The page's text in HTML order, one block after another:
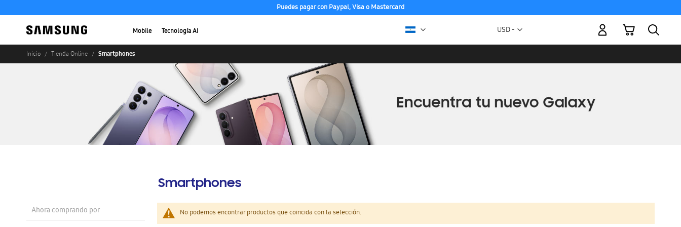
Puedes pagar con Paypal, Visa o Mastercard
Mobile Tecnología AI Moneda
USD -
Mi carrito
Inicio Tienda Online Smartphones
Smartphones
No podemos encontrar productos que coincida con la selección.
Ahora comprando por